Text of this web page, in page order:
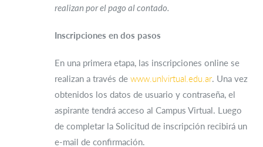
realizan por el pago al contado.
Inscripciones en dos pasos
En una primera etapa, las inscripciones online se
realizan a través de www.unlvirtual.edu.ar. Una vez
obtenidos los datos de usuario y contraseña, el
aspirante tendrá acceso al Campus Virtual. Luego
de completar la Solicitud de inscripción recibirá un
e-mail de confirmación.